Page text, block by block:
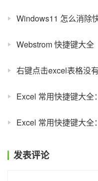
Webstrom 快捷键大全
右键点击excel表格没
Excel 常用快捷键大全
Excel 常用快捷键大全
发表评论